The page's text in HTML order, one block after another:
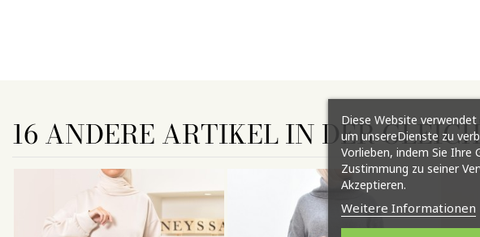
16 ANDERE ARTIKEL IN DERDiese Website
um unsereDienste zu
Vorlieben, indem Sie Ihre
Zustimmung zu seiner
Akzeptieren.
Weitere Informationen